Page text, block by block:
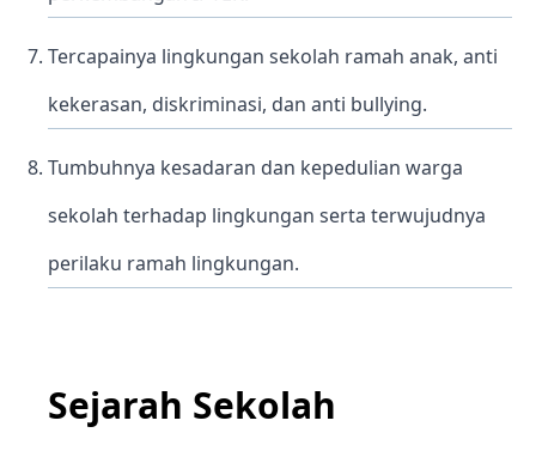
Tercapainya lingkungan sekolah ramah anak, anti
kekerasan, diskriminasi, dan anti bullying.
Tumbuhnya kesadaran dan kepedulian warga
sekolah terhadap lingkungan serta terwujudnya
perilaku ramah lingkungan.
Sejarah Sekolah